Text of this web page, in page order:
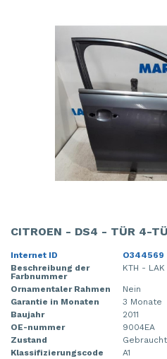
CITROEN - DS4 - TÜR 4-
Internet ID
O344569
Beschreibung der
Farbnummer
KTH - LAK
Ornamentaler Rahmen
Nein
Garantie in Monaten
3 Monate
Baujahr
2011
OE-nummer
9004EA
Zustand
Gebraucht
Klassifizierungscode
A1